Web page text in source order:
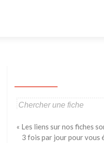
Search
« Les liens sur nos fiches
3 fois par jour pour vous